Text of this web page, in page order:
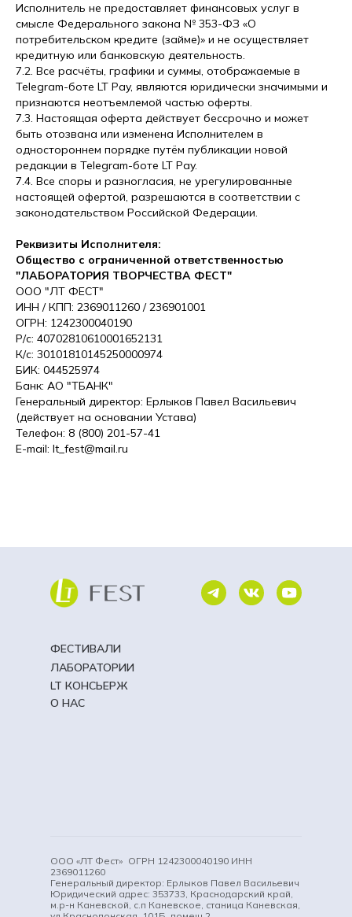
Исполнитель не предоставляет финансовых услуг в
смысле Федерального закона № 353-ФЗ «О
потребительском кредите (займе)» и не осуществляет
кредитную или банковскую деятельность.
7.2. Все расчёты, графики и суммы, отображаемые в
Telegram-боте LT Pay, являются юридически значимыми и
признаются неотъемлемой частью оферты.
7.3. Настоящая оферта действует бессрочно и может
быть отозвана или изменена Исполнителем в
одностороннем порядке путём публикации новой
редакции в Telegram-боте LT Pay.
7.4. Все споры и разногласия, не урегулированные
настоящей офертой, разрешаются в соответствии с
законодательством Российской Федерации.
Реквизиты Исполнителя:
Общество с ограниченной ответственностью
"ЛАБОРАТОРИЯ ТВОРЧЕСТВА ФЕСТ"
ООО "ЛТ ФЕСТ"
ИНН / КПП: 2369011260 / 236901001
ОГРН: 1242300040190
Р/с: 40702810610001652131
К/с: 30101810145250000974
БИК: 044525974
Банк: АО "ТБАНК"
Генеральный директор: Ерлыков Павел Васильевич
(действует на основании Устава)
Телефон: 8 (800) 201-57-41
E-mail: lt_fest@mail.ru
ФЕСТИВАЛИ
ЛАБОРАТОРИИ
LT КОНСЬЕРЖ
О НАС
ООО «ЛТ Фест» ОГРН 1242300040190 ИНН
2369011260
Генеральный директор: Ерлыков Павел Васильевич
Юридический адрес: 353733, Краснодарский край,
м.р-н Каневской, с.п Каневское, станица Каневская,